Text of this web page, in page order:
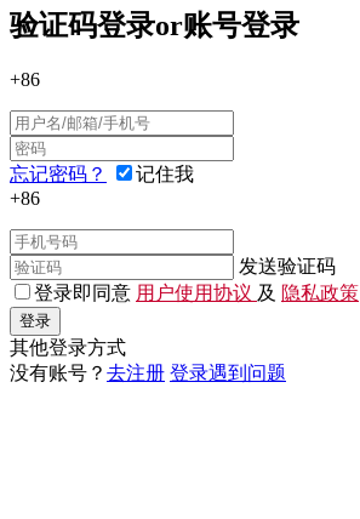
验证码登录or账号登录
+86
忘记密码？
记住我
+86
发送验证码
登录即同意 用户使用协议 及 隐私政策
登录
其他登录方式
没有账号？ 去注册 登录遇到问题